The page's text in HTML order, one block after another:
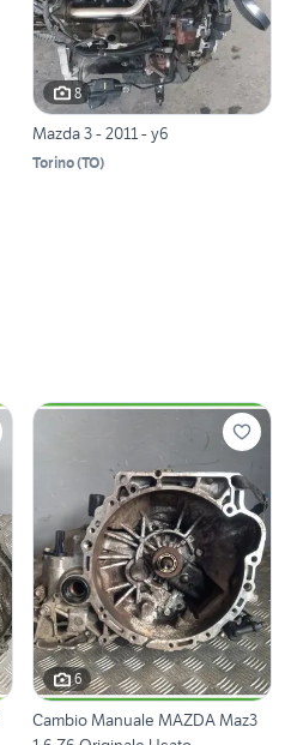
8
Mazda 3 - 2011 - y6
Torino(TO)
6
Cambio Manuale MAZDA Maz3